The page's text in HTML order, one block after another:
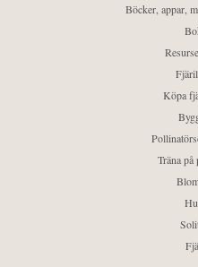
Böcker, appar,
Köpa
Träna